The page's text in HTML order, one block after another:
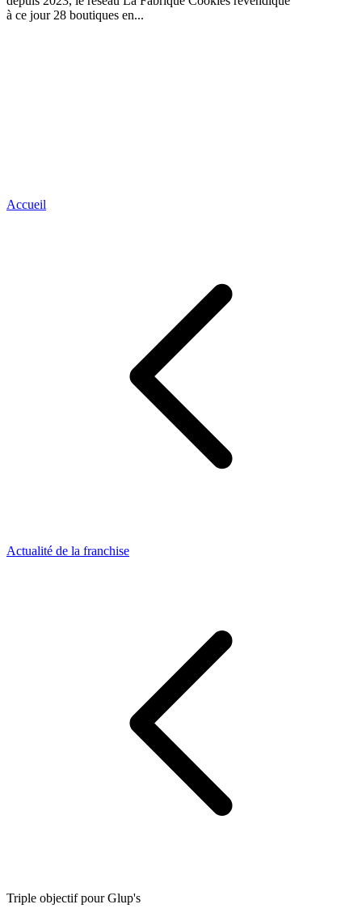
à ce jour 28 boutiques en...
Accueil
Actualité de la franchise
Triple objectif pour Glup's